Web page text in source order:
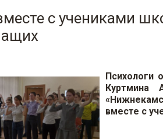
с учениками
Психологи
Куртмина
вместе с